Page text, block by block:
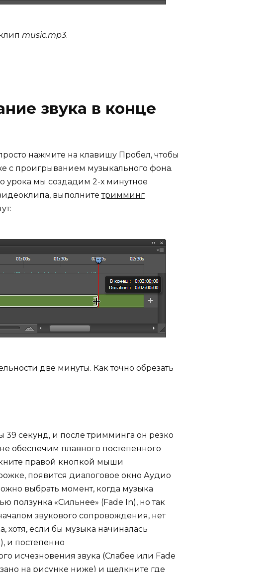
music.mp3.
звука в конце
нажмите на клавишу Пробел, чтобы
с проигрыванием музыкального фона.
урока мы создадим 2-х минутное
выполнитетримминг
две минуты. Как точно обрезать
секунд, и после тримминга он резко
обеспечим плавного постепенного
правой кнопкой мыши
появится диалоговое окно Аудио
выбрать момент, когда музыка
ползунка «Сильнее» (Fade In), но так
звукового сопровождения, нет
хотя, если бы музыка начиналась
и постепенно
исчезновения звука (Слабее или Fade
на рисунке ниже) и щелкните где